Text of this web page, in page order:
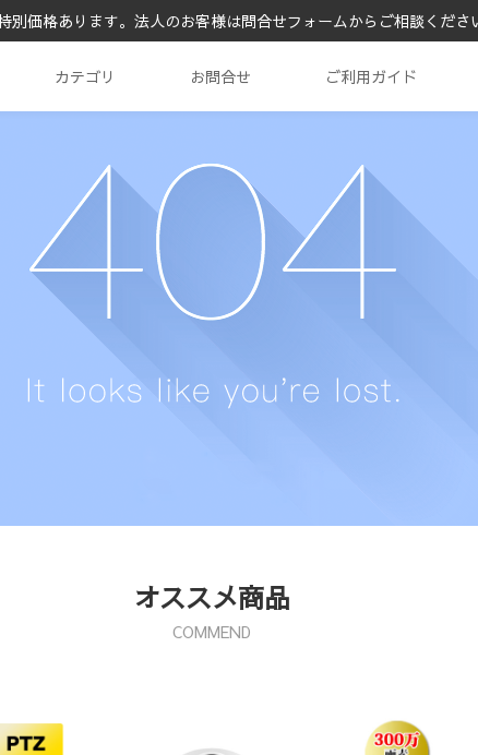
別価格あります。法人のお客様は問合せフォームからご相談くださ
カテゴリ お問合せ ご利用ガイド
オススメ商品
COMMEND